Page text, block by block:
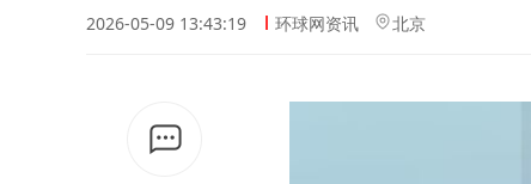
2026-05-09 13:43:19 环球网资讯 北京